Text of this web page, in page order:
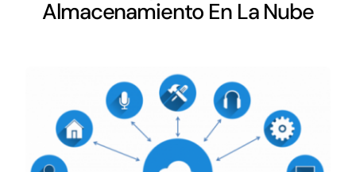
Eventos
Conócenos
Almacenamiento En La Nube